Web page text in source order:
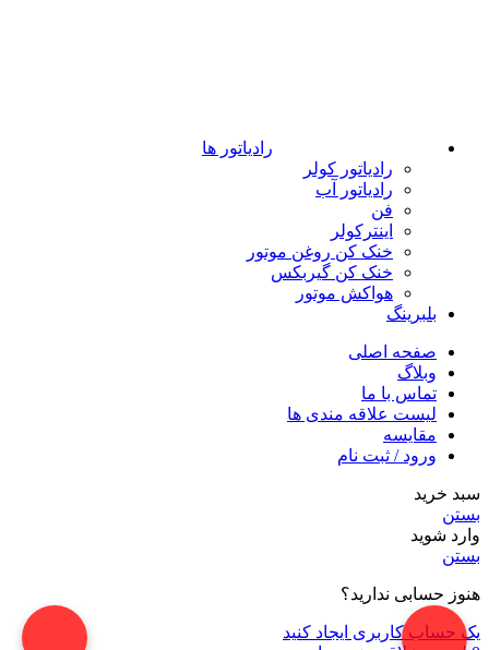
رادیاتور ها
رادیاتور کولر
رادیاتور آب
فن
اینترکولر
خنک کن روغن موتور
خنک کن گیربکس
هواکش موتور
بلبرینگ
صفحه اصلی
وبلاگ
تماس با ما
لیست علاقه مندی ها
مقایسه
ورود / ثبت نام
سبد خرید
بستن
وارد شوید
بستن
هنوز حسابی ندارید؟
یک حساب کاربری ایجاد کنید